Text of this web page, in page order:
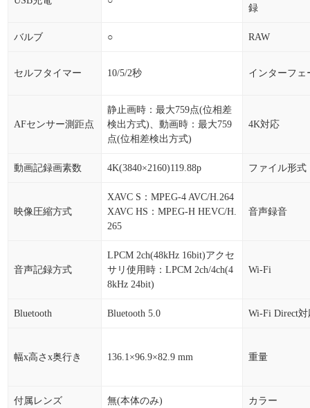
録
バルブ ○ RAW
セルフタイマー 10/5/2秒 インターフェ
AFセンサー測距点
静止画時：最大759点(位相差
検出方式)、動画時：最大759
点(位相差検出方式)
4K対応
動画記録画素数 4K(3840×2160)119.88p ファイル形式
映像圧縮方式
XAVC S：MPEG-4 AVC/H.264
XAVC HS：MPEG-H HEVC/H.
265
音声録音
音声記録方式
LPCM 2ch(48kHz 16bit)アクセ
サリ使用時：LPCM 2ch/4ch(4
8kHz 24bit)
Wi-Fi
Bluetooth Bluetooth 5.0 Wi-Fi Direct対
幅x高さx奥行き 136.1×96.9×82.9 mm 重量
付属レンズ 無(本体のみ) カラー